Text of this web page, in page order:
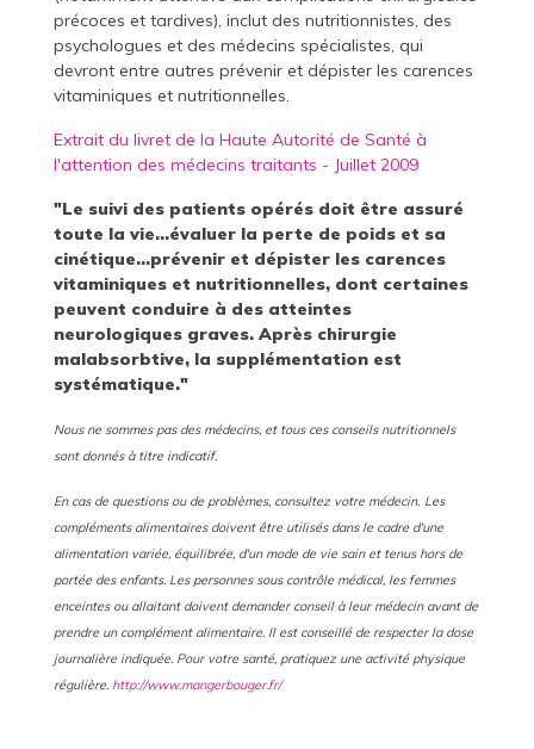
précoces et tardives), inclut des nutritionnistes, des
psychologues et des médecins spécialistes, qui
devront entre autres prévenir et dépister les carences
vitaminiques et nutritionnelles.
Extrait du livret de la Haute Autorité de Santé à
l'attention des médecins traitants - Juillet 2009
"Le suivi des patients opérés doit être assuré
toute la vie...évaluer la perte de poids et sa
cinétique...prévenir et dépister les carences
vitaminiques et nutritionnelles, dont certaines
peuvent conduire à des atteintes
neurologiques graves. Après chirurgie
malabsorbtive, la supplémentation est
systématique."
Nous ne sommes pas des médecins, et tous ces conseils nutritionnels
sont donnés à titre indicatif.
En cas de questions ou de problèmes, consultez votre médecin. Les
compléments alimentaires doivent être utilisés dans le cadre d'une
alimentation variée, équilibrée, d'un mode de vie sain et tenus hors de
portée des enfants. Les personnes sous contrôle médical, les femmes
enceintes ou allaitant doivent demander conseil à leur médecin avant de
prendre un complément alimentaire. Il est conseillé de respecter la dose
journalière indiquée. Pour votre santé, pratiquez une activité physique
régulière. http://www.mangerbouger.fr/